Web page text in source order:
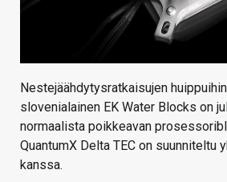
Nestejäähdytysratkaisujen
slovenialainen EK Water Blocks on
normaalista poikkeavan
QuantumX Delta TEC on suunniteltu
kanssa.